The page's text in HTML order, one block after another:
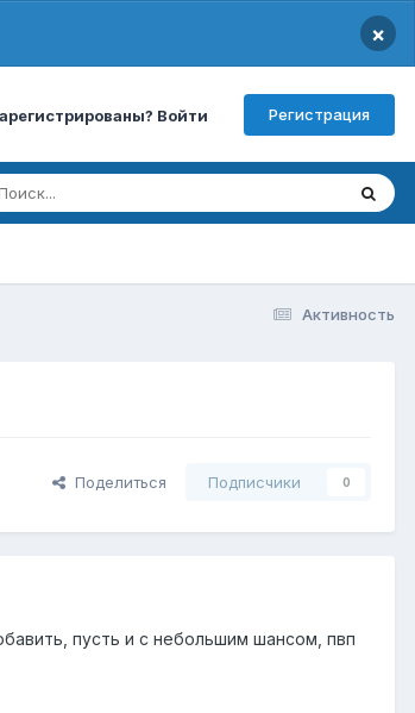
×
Войти Регистрация
Активность
Поделиться Подписчики 0
пусть и с небольшим шансом, пвп